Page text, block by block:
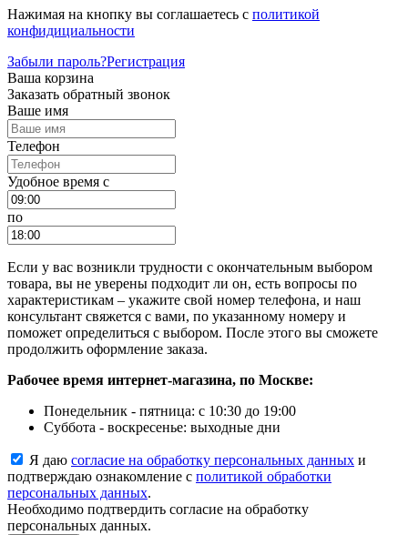
Нажимая на кнопку вы соглашаетесь с политикой
конфидициальности
Забыли пароль?Регистрация
Ваша корзина
Заказать обратный звонок
Ваше имя
Телефон
Удобное время c
по
Если у вас возникли трудности с окончательным выбором
товара, вы не уверены подходит ли он, есть вопросы по
характеристикам – укажите свой номер телефона, и наш
консультант свяжется с вами, по указанному номеру и
поможет определиться с выбором. После этого вы сможете
продолжить оформление заказа.
Рабочее время интернет-магазина, по Москве:
Понедельник - пятница: с 10:30 до 19:00
Суббота - воскресенье: выходные дни
Я даю согласие на обработку персональных данных и
подтверждаю ознакомление с политикой обработки
персональных данных.
Необходимо подтвердить согласие на обработку
персональных данных.